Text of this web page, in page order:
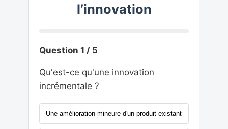
l’innovation
Question 1 / 5
Qu'est-ce qu'une innovation
incrémentale ?
Une amélioration mineure d'un produit existant